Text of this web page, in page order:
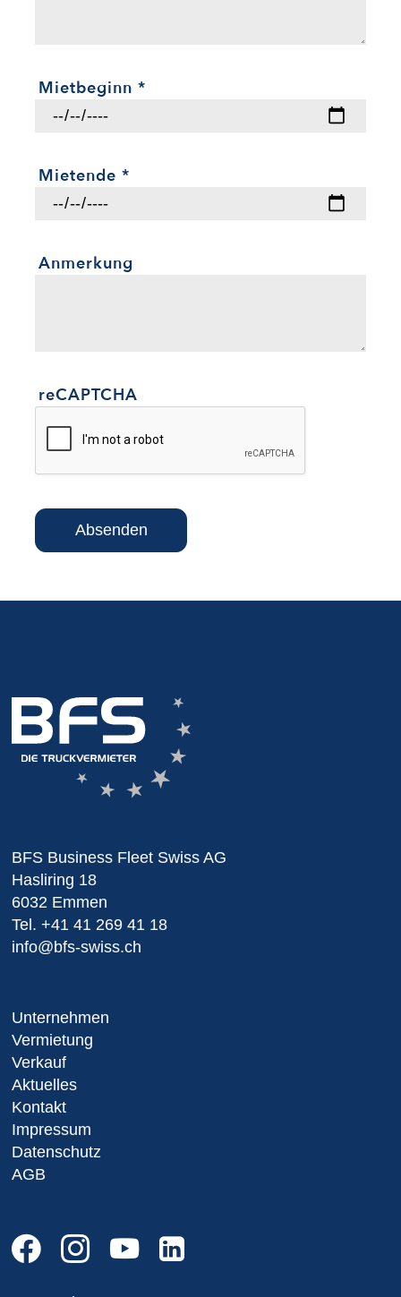
Mietbeginn *
Mietende *
Anmerkung
reCAPTCHA
Absenden
BFS Business Fleet Swiss AG
Hasliring 18
6032 Emmen
Tel. +41 41 269 41 18
info@bfs-swiss.ch
Unternehmen
Vermietung
Verkauf
Aktuelles
Kontakt
Impressum
Datenschutz
AGB